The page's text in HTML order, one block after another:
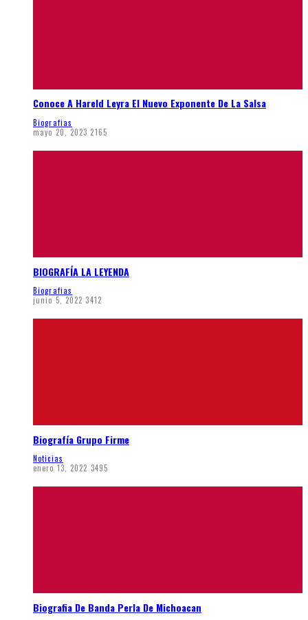
Conoce A Hareld Leyra El Nuevo Exponente De La Salsa
Biografias
mayo 20, 2023 2165
BIOGRAFÍA LA LEYENDA
Biografias
junio 5, 2022 3412
Biografía Grupo Firme
Noticias
enero 13, 2022 3495
Biografia De Banda Perla De Michoacan